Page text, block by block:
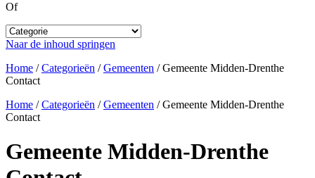
Of
Naar de inhoud springen
Home /Categorieën /Gemeenten /Gemeente Midden-Drenthe
Contact
Home /Categorieën /Gemeenten /Gemeente Midden-Drenthe
Contact
Gemeente Midden-Drenthe